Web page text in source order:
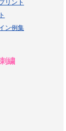
リント
ン例集
繍